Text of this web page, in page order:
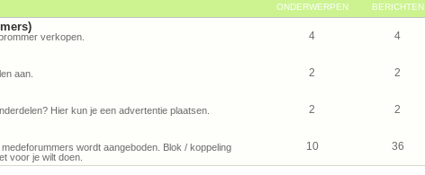
ONDERWERPEN BERICHTEN
verkopen. 4 4
aan. 2 2
Hier kun je een advertentie plaatsen. 2 2
wordt aangeboden. Blok / koppeling
voor je wilt doen.
10 36